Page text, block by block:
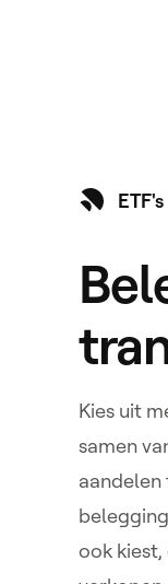
ETF's
Kies uit
samen
aandelen
ook